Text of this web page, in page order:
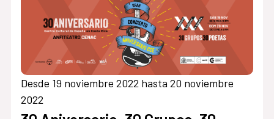
Desde 19 noviembre 2022 hasta 20 noviembre
2022